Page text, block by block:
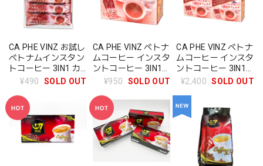
CA PHE VINZ お試し
ベトナムインスタン
トコーヒー 3IN1 カ
フェラテ 17g×10
¥490 SOLD OUT
CA PHE VINZ ベトナ
ムコーヒー インスタ
ントコーヒー 3IN1
カフェラテ 1箱
¥950 SOLD OUT
CA PHE VINZ ベトナ
ムコーヒー インスタ
ントコーヒー 3IN1
カフェラテ 3箱
¥2,400 SOLD OUT